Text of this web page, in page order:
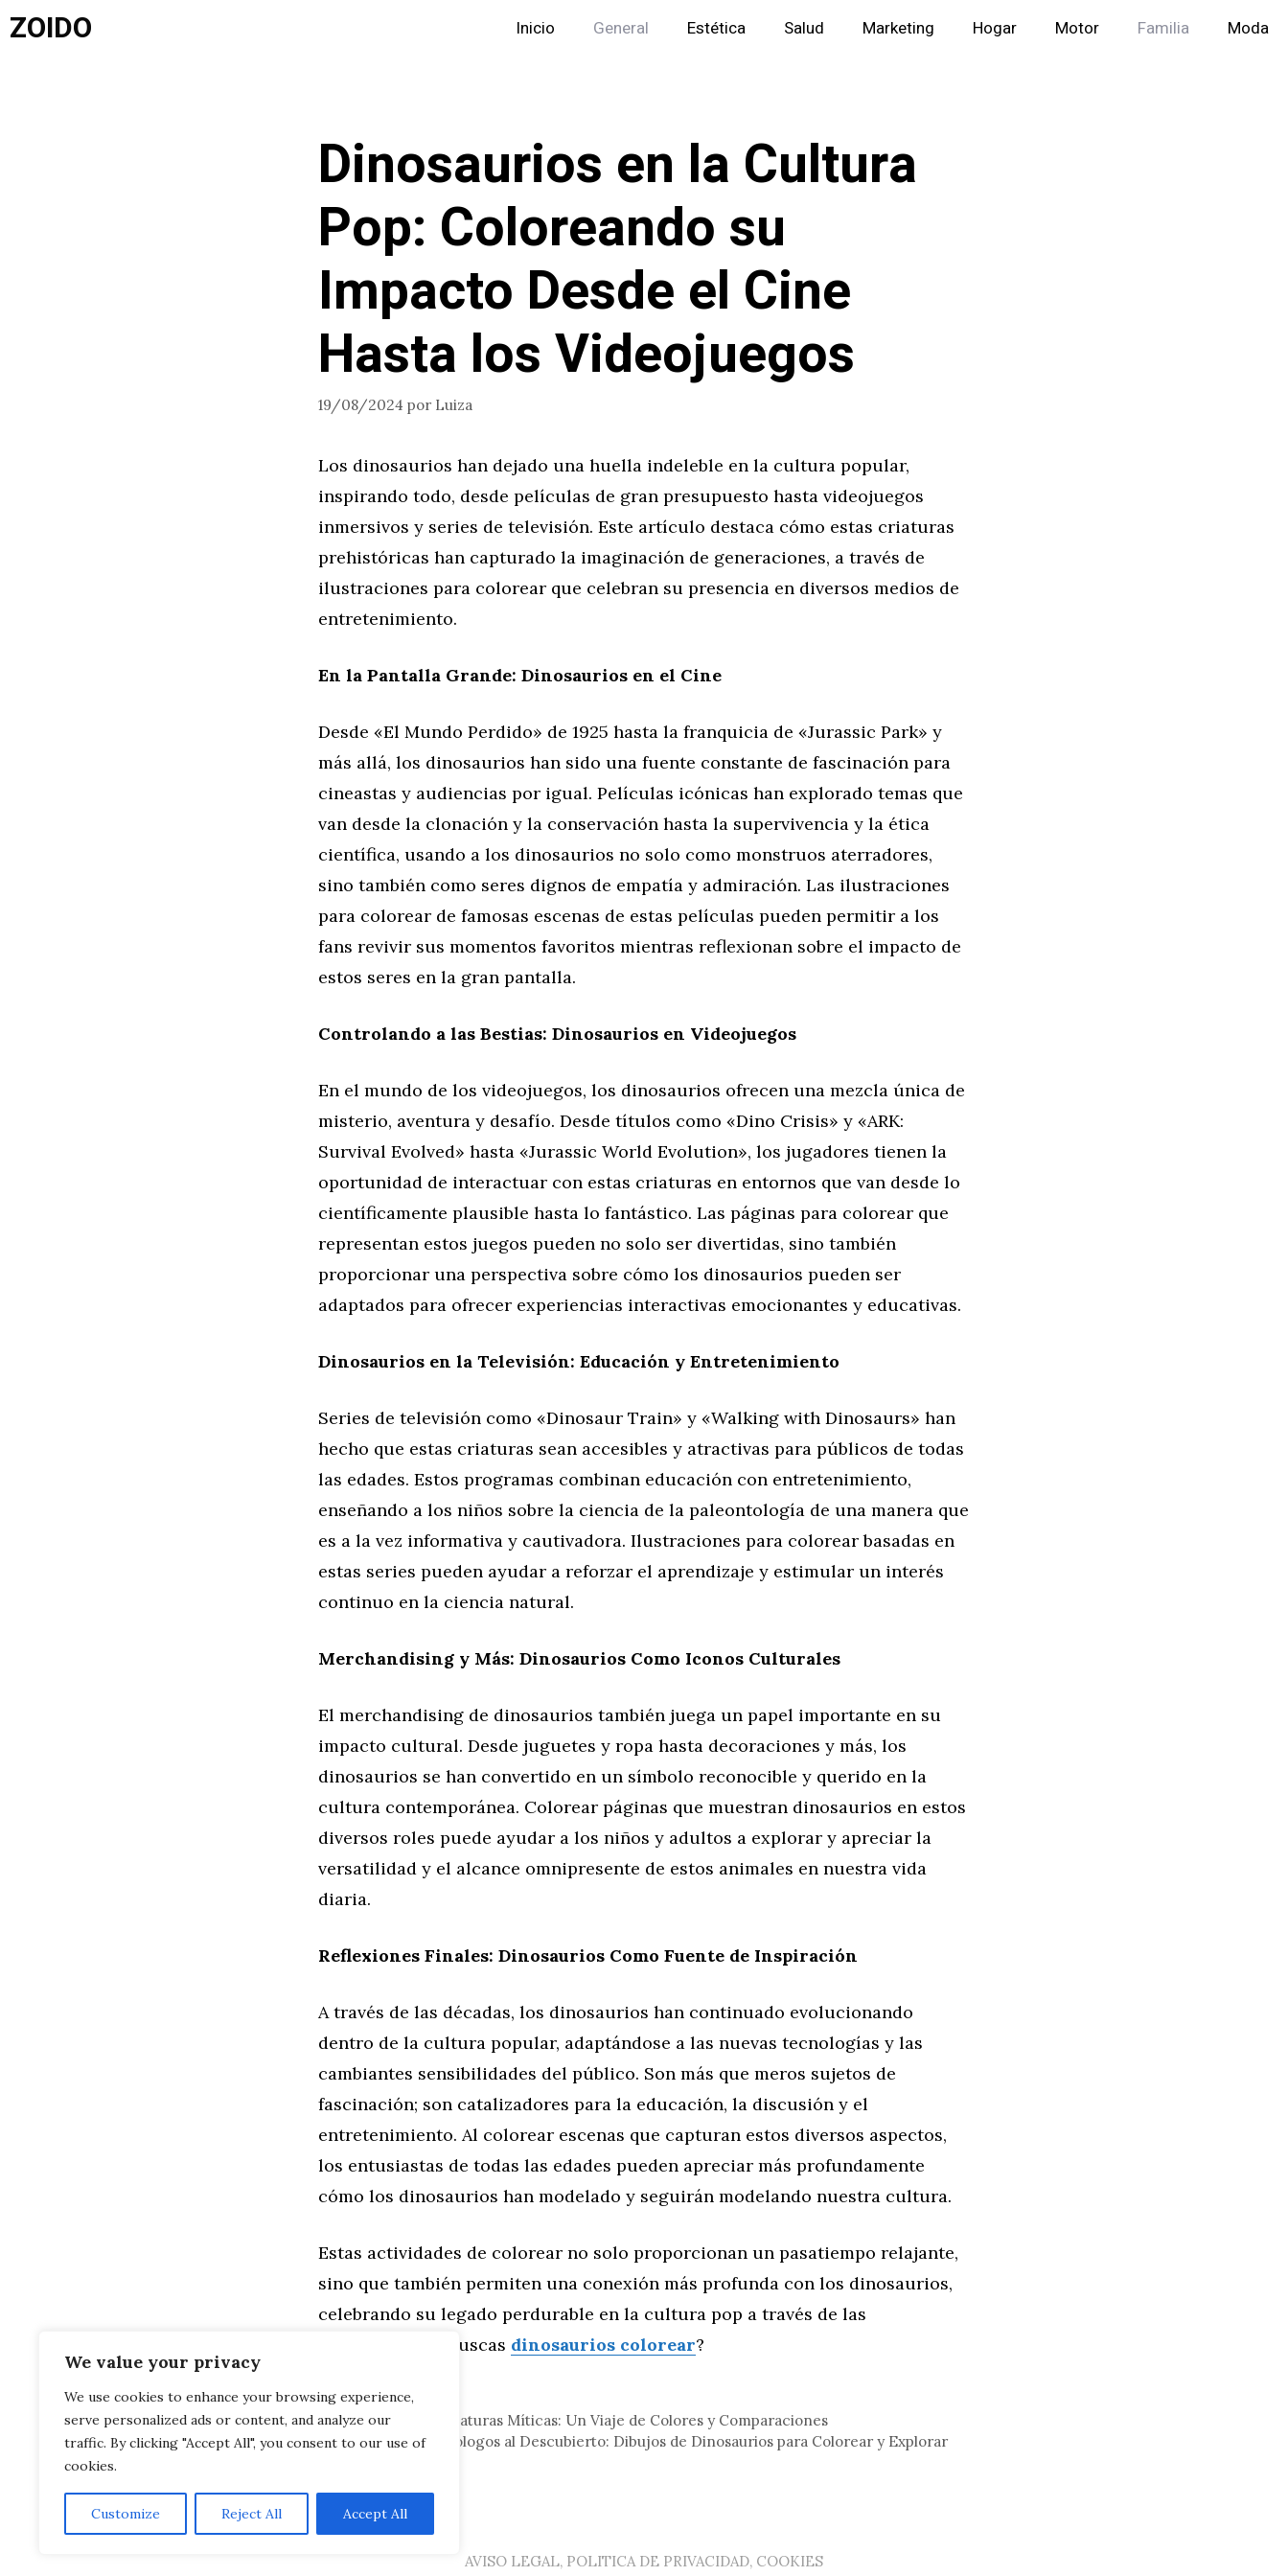
We value your privacy
We use cookies to enhance your browsing experience,
serve personalized ads or content, and analyze our
traffic. By clicking "Accept All", you consent to our use of
cookies.
Customize Reject All Accept All
Saltar
alZOIDO Inicio General Estética Salud Marketing Hogar Motor Familia Moda
Dinosaurios en la Cultura
Pop: Coloreando su
Impacto Desde el Cine
Hasta los Videojuegos
19/08/2024 por Luiza
Los dinosaurios han dejado una huella indeleble en la cultura popular,
inspirando todo, desde películas de gran presupuesto hasta videojuegos
inmersivos y series de televisión. Este artículo destaca cómo estas criaturas
prehistóricas han capturado la imaginación de generaciones, a través de
ilustraciones para colorear que celebran su presencia en diversos medios de
entretenimiento.
En la Pantalla Grande: Dinosaurios en el Cine
Desde «El Mundo Perdido» de 1925 hasta la franquicia de «Jurassic Park» y
más allá, los dinosaurios han sido una fuente constante de fascinación para
cineastas y audiencias por igual. Películas icónicas han explorado temas que
van desde la clonación y la conservación hasta la supervivencia y la ética
científica, usando a los dinosaurios no solo como monstruos aterradores,
sino también como seres dignos de empatía y admiración. Las ilustraciones
para colorear de famosas escenas de estas películas pueden permitir a los
fans revivir sus momentos favoritos mientras reflexionan sobre el impacto de
estos seres en la gran pantalla.
Controlando a las Bestias: Dinosaurios en Videojuegos
En el mundo de los videojuegos, los dinosaurios ofrecen una mezcla única de
misterio, aventura y desafío. Desde títulos como «Dino Crisis» y «ARK:
Survival Evolved» hasta «Jurassic World Evolution», los jugadores tienen la
oportunidad de interactuar con estas criaturas en entornos que van desde lo
científicamente plausible hasta lo fantástico. Las páginas para colorear que
representan estos juegos pueden no solo ser divertidas, sino también
proporcionar una perspectiva sobre cómo los dinosaurios pueden ser
adaptados para ofrecer experiencias interactivas emocionantes y educativas.
Dinosaurios en la Televisión: Educación y Entretenimiento
Series de televisión como «Dinosaur Train» y «Walking with Dinosaurs» han
hecho que estas criaturas sean accesibles y atractivas para públicos de todas
las edades. Estos programas combinan educación con entretenimiento,
enseñando a los niños sobre la ciencia de la paleontología de una manera que
es a la vez informativa y cautivadora. Ilustraciones para colorear basadas en
estas series pueden ayudar a reforzar el aprendizaje y estimular un interés
continuo en la ciencia natural.
Merchandising y Más: Dinosaurios Como Iconos Culturales
El merchandising de dinosaurios también juega un papel importante en su
impacto cultural. Desde juguetes y ropa hasta decoraciones y más, los
dinosaurios se han convertido en un símbolo reconocible y querido en la
cultura contemporánea. Colorear páginas que muestran dinosaurios en estos
diversos roles puede ayudar a los niños y adultos a explorar y apreciar la
versatilidad y el alcance omnipresente de estos animales en nuestra vida
diaria.
Reflexiones Finales: Dinosaurios Como Fuente de Inspiración
A través de las décadas, los dinosaurios han continuado evolucionando
dentro de la cultura popular, adaptándose a las nuevas tecnologías y las
cambiantes sensibilidades del público. Son más que meros sujetos de
fascinación; son catalizadores para la educación, la discusión y el
entretenimiento. Al colorear escenas que capturan estos diversos aspectos,
los entusiastas de todas las edades pueden apreciar más profundamente
cómo los dinosaurios han modelado y seguirán modelando nuestra cultura.
Estas actividades de colorear no solo proporcionan un pasatiempo relajante,
sino que también permiten una conexión más profunda con los dinosaurios,
celebrando su legado perdurable en la cultura pop a través de las
generaciones. ¿Buscas dinosaurios colorear?
Categorías
Familia,General
Dinosaurios y Criaturas Míticas: Un Viaje de Colores y Comparaciones
Jóvenes Paleontólogos al Descubierto: Dibujos de Dinosaurios para Colorear y Explorar
AVISO LEGAL, POLITICA DE PRIVACIDAD, COOKIES